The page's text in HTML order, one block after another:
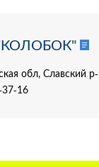
обл, Славский
16